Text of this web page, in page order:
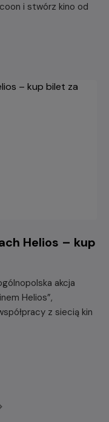
i stwórz kino od
Helios – kup
akcja
Helios”,
z siecią kin